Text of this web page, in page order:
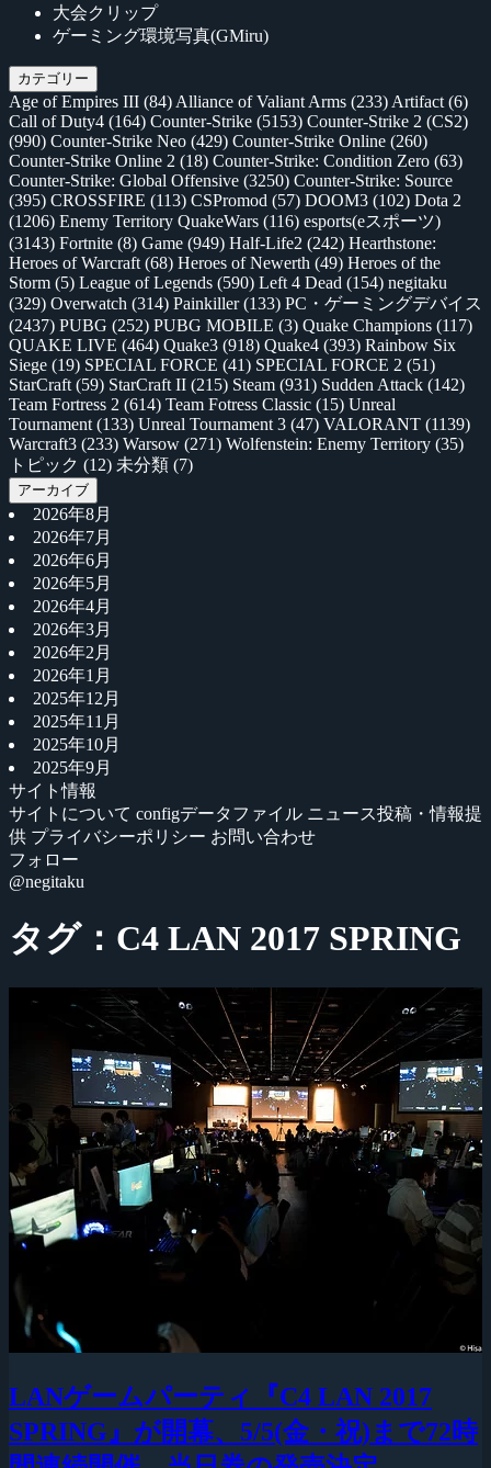
大会クリップ
ゲーミング環境写真(GMiru)
カテゴリー
Age of Empires III (84) Alliance of Valiant Arms (233) Artifact (6)
Call of Duty4 (164) Counter-Strike (5153) Counter-Strike 2 (CS2)
(990) Counter-Strike Neo (429) Counter-Strike Online (260)
Counter-Strike Online 2 (18) Counter-Strike: Condition Zero (63)
Counter-Strike: Global Offensive (3250) Counter-Strike: Source
(395) CROSSFIRE (113) CSPromod (57) DOOM3 (102) Dota 2
(1206) Enemy Territory QuakeWars (116) esports(eスポーツ)
(3143) Fortnite (8) Game (949) Half-Life2 (242) Hearthstone:
Heroes of Warcraft (68) Heroes of Newerth (49) Heroes of the
Storm (5) League of Legends (590) Left 4 Dead (154) negitaku
(329) Overwatch (314) Painkiller(133) PC・ゲーミングデバイス
(2437) PUBG (252) PUBG MOBILE (3) Quake Champions (117)
QUAKE LIVE (464) Quake3 (918) Quake4 (393) Rainbow Six
Siege (19) SPECIAL FORCE (41) SPECIAL FORCE 2 (51)
StarCraft (59) StarCraft II (215) Steam (931) Sudden Attack (142)
Team Fortress 2 (614) Team Fotress Classic (15) Unreal
Tournament (133) Unreal Tournament 3 (47) VALORANT (1139)
Warcraft3 (233) Warsow (271) Wolfenstein: Enemy Territory (35)
トピック (12) 未分類 (7)
アーカイブ
2026年8月
2026年7月
2026年6月
2026年5月
2026年4月
2026年3月
2026年2月
2026年1月
2025年12月
2025年11月
2025年10月
2025年9月
サイト情報
サイトについて configデータファイル ニュース投稿・情報提
供 プライバシーポリシー お問い合わせ
フォロー
@negitaku
タグ：C4 LAN 2017 SPRING
LANゲームパーティ『C4 LAN 2017
SPRING』が開幕、5/5(金・祝)まで72時